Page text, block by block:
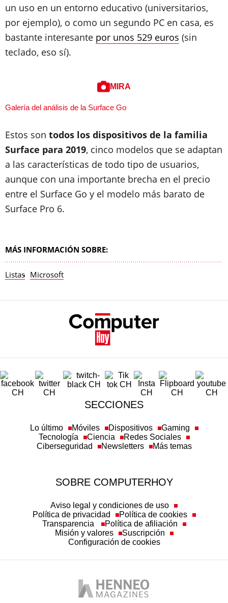
un uso en un entorno educativo (universitarios,
por ejemplo), o como un segundo PC en casa, es
bastante interesante por unos 529 euros (sin
teclado, eso sí).
MIRA
Galería del análisis de la Surface Go
Estos son todos los dispositivos de la familia
Surface para 2019, cinco modelos que se adaptan
a las características de todo tipo de usuarios,
aunque con una importante brecha en el precio
entre el Surface Go y el modelo más barato de
Surface Pro 6.
MÁS INFORMACIÓN SOBRE:
Listas Microsoft
SECCIONES
Lo último Móviles Dispositivos
Gaming
Tecnología
Ciencia
Redes Sociales
Ciberseguridad
Newsletters Más temas
SOBRE COMPUTERHOY
Aviso legal y condiciones de uso
Política de privacidad
Política de cookies
Transparencia
Política de afiliación
Misión y valores
Suscripción
Configuración de cookies